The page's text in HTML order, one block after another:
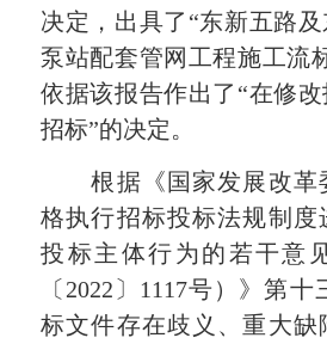
决定，出具了“东新五路
泵站配套管网工程施工流
依据该报告作出了“在修
招标”的决定。
根据《国家发展改革
格执行招标投标法规制度
投标主体行为的若干意
〔2022〕1117号）》第
标文件存在歧义、重大缺